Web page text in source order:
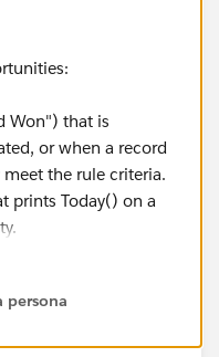
Won") that is
or when a record
the rule criteria.
prints Today() on a
persona